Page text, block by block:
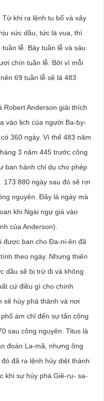
khi ra lệnh tu bổ và xây
xức dầu, tức là vua, thì
lễ. Bảy tuần lễ và sáu
chín tuần lễ. Bởi vì mỗi
69 tuần lễ sẽ là 483
Robert Anderson giải thích
vào lịch của người Ba-by-
360 ngày. Vì thế 483 năm
3 năm 445 trước công
ban hành chỉ dụ cho phép
173 880 ngày sau đó sẽ rơi
nguyên. Đây là ngày mà
khi Ngài ngự giá vào
của Anderson).
được ban cho Đa-ni-ên đã
theo ngày. Nhưng thiên
dầu sẽ bị trừ đi và không
cứ điều gì cho chính
sẽ hủy phá thành và nơi
ám chỉ đến sự tấn công
sau công nguyên. Titus là
đoàn La-mã, nhưng ông
đã ra lệnh hủy diệt thành
khi sự hủy phá Giê-ru- sa-